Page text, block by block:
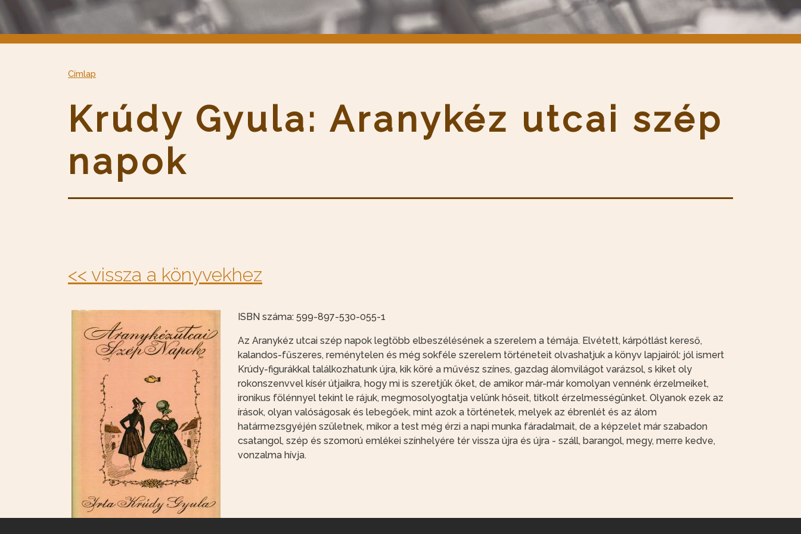
Címlap
Krúdy Gyula: Aranykéz utcai szép
napok
<< vissza a könyvekhez
ISBN száma: 599-897-530-055-1
Az Aranykéz utcai szép napok legtöbb elbeszélésének a szerelem a témája. Elvétett, kárpótlást kereső,
kalandos-fűszeres, reménytelen és még sokféle szerelem történeteit olvashatjuk a könyv lapjairól: jól ismert
Krúdy-figurákkal találkozhatunk újra, kik köré a művész színes, gazdag álomvilágot varázsol, s kiket oly
rokonszenvvel kísér útjaikra, hogy mi is szeretjük őket, de amikor már-már komolyan vennénk érzelmeiket,
ironikus fölénnyel tekint le rájuk, megmosolyogtatja velünk hőseit, titkolt érzelmességünket. Olyanok ezek az
írások, olyan valóságosak és lebegőek, mint azok a történetek, melyek az ébrenlét és az álom
határmezsgyéjén születnek, mikor a test még érzi a napi munka fáradalmait, de a képzelet már szabadon
csatangol, szép és szomorú emlékei színhelyére tér vissza újra és újra - száll, barangol, megy, merre kedve,
vonzalma hívja.